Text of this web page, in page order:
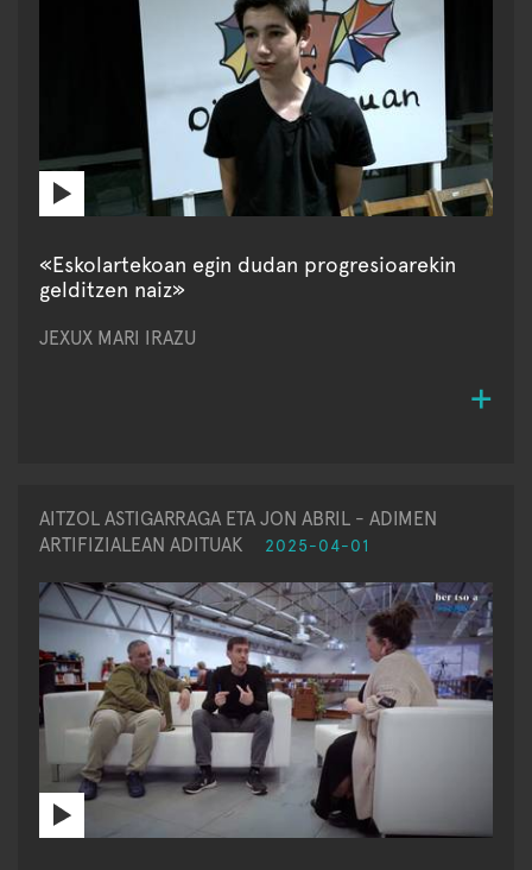
«Eskolartekoan egin dudan progresioarekin
gelditzen naiz»
JEXUX MARI IRAZU
AITZOL ASTIGARRAGA ETA JON ABRIL - ADIMEN
ARTIFIZIALEAN ADITUAK
2025-04-01